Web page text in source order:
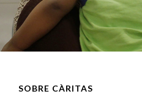
SOBRE CÀRITAS